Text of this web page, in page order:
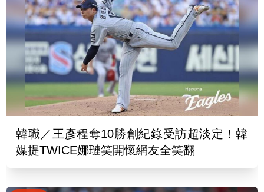
韓職／王彥程奪10勝創紀錄受訪超淡定！韓
媒提TWICE娜璉笑開懷網友全笑翻